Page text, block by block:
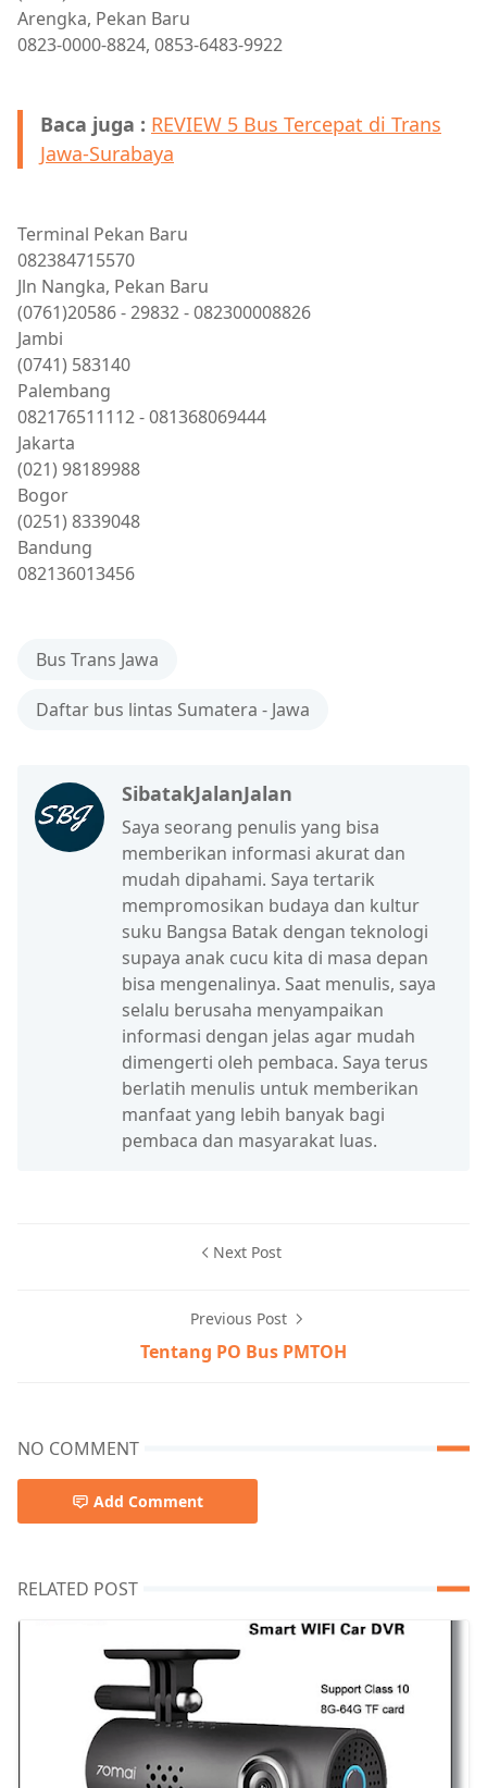
Arengka, Pekan Baru
0823-0000-8824, 0853-6483-9922
Baca juga : REVIEW 5 Bus Tercepat di Trans
Jawa-Surabaya
Terminal Pekan Baru
082384715570
Jln Nangka, Pekan Baru
(0761)20586 - 29832 - 082300008826
Jambi
(0741) 583140
Palembang
082176511112 - 081368069444
Jakarta
(021) 98189988
Bogor
(0251) 8339048
Bandung
082136013456
Bus Trans Jawa
Daftar bus lintas Sumatera - Jawa
SibatakJalanJalan
Saya seorang penulis yang bisa
memberikan informasi akurat dan
mudah dipahami. Saya tertarik
mempromosikan budaya dan kultur
suku Bangsa Batak dengan teknologi
supaya anak cucu kita di masa depan
bisa mengenalinya. Saat menulis, saya
selalu berusaha menyampaikan
informasi dengan jelas agar mudah
dimengerti oleh pembaca. Saya terus
berlatih menulis untuk memberikan
manfaat yang lebih banyak bagi
pembaca dan masyarakat luas.
Next Post
Previous Post
Tentang PO Bus PMTOH
NO COMMENT
Add Comment
RELATED POST